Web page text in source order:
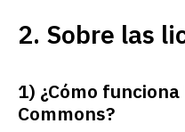
2. Sobre las
1) ¿Cómo
Commons?